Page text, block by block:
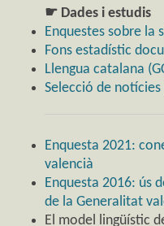
☛ Dades i estudis
Enquestes sobre la
Fons estadístic
Llengua catalana
Selecció de notícies
Enquesta 2021:
valencià
Enquesta 2016: ús
de la Generalitat
El model lingüístic